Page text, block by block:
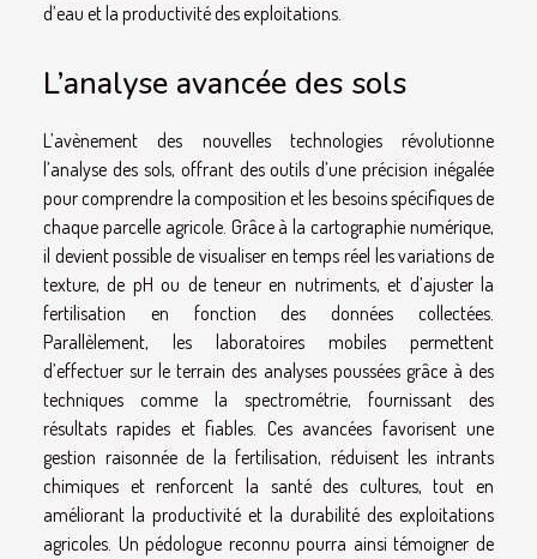
d’eau et la productivité des exploitations.
L’analyse avancée des sols
L’avènement des nouvelles technologies révolutionne
l’analyse des sols, offrant des outils d’une précision inégalée
pour comprendre la composition et les besoins spécifiques de
chaque parcelle agricole. Grâce à la cartographie numérique,
il devient possible de visualiser en temps réel les variations de
texture, de pH ou de teneur en nutriments, et d’ajuster la
fertilisation en fonction des données collectées.
Parallèlement, les laboratoires mobiles permettent
d’effectuer sur le terrain des analyses poussées grâce à des
techniques comme la spectrométrie, fournissant des
résultats rapides et fiables. Ces avancées favorisent une
gestion raisonnée de la fertilisation, réduisent les intrants
chimiques et renforcent la santé des cultures, tout en
améliorant la productivité et la durabilité des exploitations
agricoles. Un pédologue reconnu pourra ainsi témoigner de